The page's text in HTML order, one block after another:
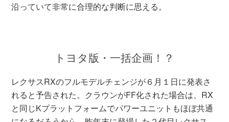
沿っていて非常に合理的な判断に思える。
トヨタ版・一括企画！？
レクサスRXのフルモデルチェンジが６月１日に発表さ
れると予告された。クラウンがFF化された場合は、RX
と同じKプラットフォームでパワーユニットもほぼ共通